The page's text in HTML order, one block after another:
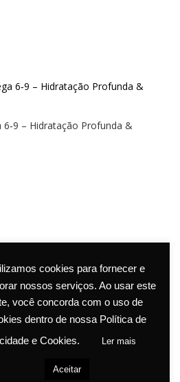
– Hidratação Profunda &
venda
cookies para fornecer e
nossos serviços. Ao usar este
você concorda com o uso de
dentro de nossa Política de
e Cookies.
Ler mais
Aceitar